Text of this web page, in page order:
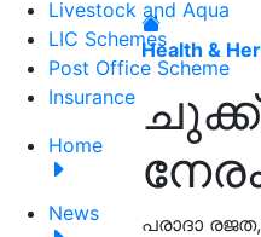
Livestock and Aqua
LIC Schemes
Post Office Scheme
Insurance
Home
News
Health &
പരാദാ